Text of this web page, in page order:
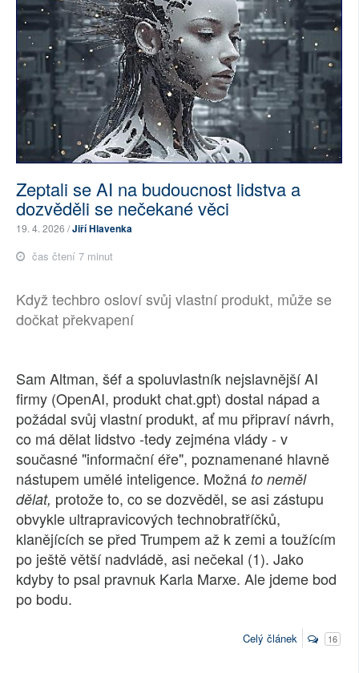
Zeptali se AI na budoucnost lidstva a
dozvěděli se nečekané věci
19. 4. 2026 /Jiří Hlavenka
čas čtení 7 minut
Když techbro osloví svůj vlastní produkt, může se
dočkat překvapení
Sam Altman, šéf a spoluvlastník nejslavnější AI
firmy (OpenAI, produkt chat.gpt) dostal nápad a
požádal svůj vlastní produkt, ať mu připraví návrh,
co má dělat lidstvo -tedy zejména vlády - v
současné "informační éře", poznamenané hlavně
nástupem umělé inteligence. Možná to neměl
dělat, protože to, co se dozvěděl, se asi zástupu
obvykle ultrapravicových technobratříčků,
klanějících se před Trumpem až k zemi a toužícím
po ještě větší nadvládě, asi nečekal (1). Jako
kdyby to psal pravnuk Karla Marxe. Ale jdeme bod
po bodu.
Celý článek 16